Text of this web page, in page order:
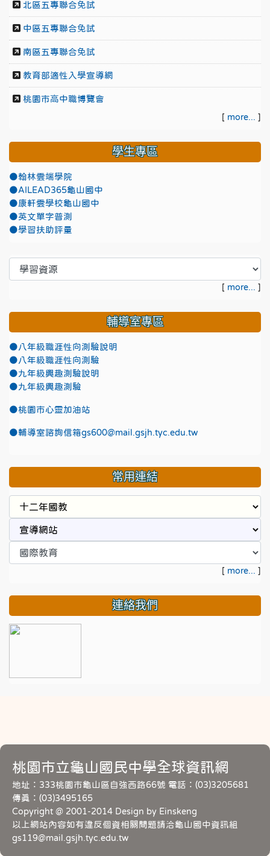
北區五專聯合免試
中區五專聯合免試
南區五專聯合免試
教育部適性入學宣導網
桃園市高中職博覽會
[ more... ]
學生專區
●翰林雲端學院
●AILEAD365龜山國中
●康軒雲學校龜山國中
●英文單字普測
●學習扶助評量
[ more... ]
輔導室專區
●八年級職涯性向測驗說明
●八年級職涯性向測驗
●九年級興趣測驗說明
●九年級興趣測驗
●桃園市心靈加油站
●輔導室諮詢信箱gs600@mail.gsjh.tyc.edu.tw
常用連結
[ more... ]
連絡我們
桃園市立龜山國民中學全球資訊網
地址：333桃園市龜山區自強西路66號 電話：(03)3205681
傳真：(03)3495165
Copyright @ 2001-2014 Design by Einskeng
以上網站內容如有違反個資相關問題請洽龜山國中資訊組
gs119@mail.gsjh.tyc.edu.tw